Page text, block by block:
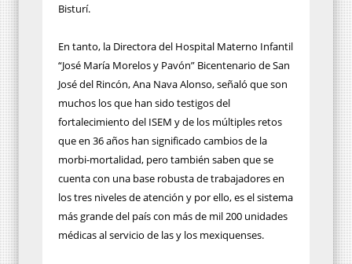
Bisturí.
En tanto, la Directora del Hospital Materno Infantil
“José María Morelos y Pavón” Bicentenario de San
José del Rincón, Ana Nava Alonso, señaló que son
muchos los que han sido testigos del
fortalecimiento del ISEM y de los múltiples retos
que en 36 años han significado cambios de la
morbi-mortalidad, pero también saben que se
cuenta con una base robusta de trabajadores en
los tres niveles de atención y por ello, es el sistema
más grande del país con más de mil 200 unidades
médicas al servicio de las y los mexiquenses.